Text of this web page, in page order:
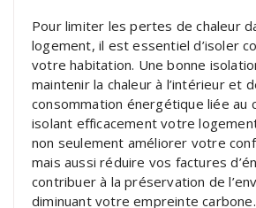
Pour limiter les pertes de chaleur
logement, il est essentiel d’isoler
votre habitation. Une bonne
maintenir la chaleur à l’intérieur et
consommation énergétique liée au
isolant efficacement votre
non seulement améliorer votre
mais aussi réduire vos factures
contribuer à la préservation de
diminuant votre empreinte